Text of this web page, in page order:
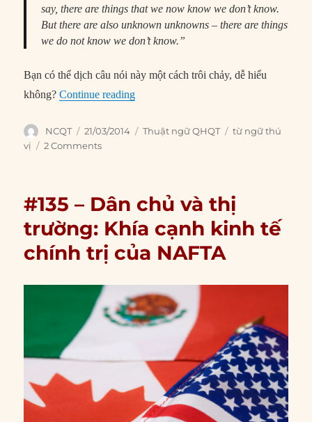
say, there are things that we now know we don’t know.
But there are also unknown unknowns – there are things
we do not know we don’t know.”
Bạn có thể dịch câu nói này một cách trôi chảy, dễ hiểu
không? Continue reading“Từ ngữ thú vị (21-30)”
Author
NCQT
Posted
on
21/03/2014 Categories
Thuật ngữ QHQT Tags
từ ngữ thú
vị
2 Comments
#135 – Dân chủ và thị
trường: Khía cạnh kinh tế
chính trị của NAFTA